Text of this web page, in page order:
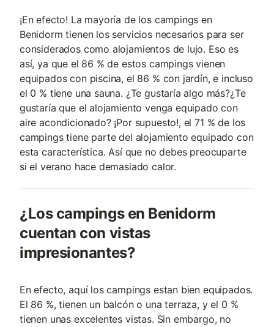
¡En efecto! La mayoría de los campings en
Benidorm tienen los servicios necesarios para ser
considerados como alojamientos de lujo. Eso es
así, ya que el 86 % de estos campings vienen
equipados con piscina, el 86 % con jardín, e incluso
el 0 % tiene una sauna. ¿Te gustaría algo más?¿Te
gustaría que el alojamiento venga equipado con
aire acondicionado? ¡Por supuesto!, el 71 % de los
campings tiene parte del alojamiento equipado con
esta característica. Así que no debes preocuparte
si el verano hace demasiado calor.
¿Los campings en Benidorm
cuentan con vistas
impresionantes?
En efecto, aquí los campings estan bien equipados.
El 86 %, tienen un balcón o una terraza, y el 0 %
tienen unas excelentes vistas. Sin embargo, no